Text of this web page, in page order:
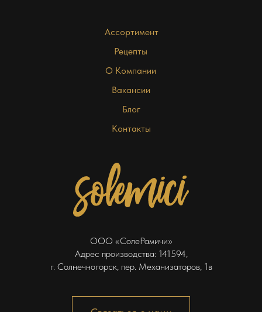
ООО «СолеРамичи»
Адрес производства: 141594,
г. Солнечногорск, пер. Механизаторов, 1в
Ассортимент
Рецепты
О Компании
Блог
Контакты
Вакансии